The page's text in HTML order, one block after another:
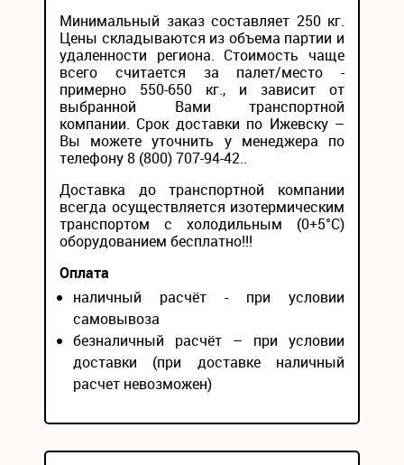
Минимальный заказ составляет 250 кг.
Цены складываются из объема партии и
удаленности региона. Стоимость чаще
всего считается за палет/место -
примерно 550-650 кг., и зависит от
выбранной Вами транспортной
компании. Срок доставки по Ижевску –
Вы можете уточнить у менеджера по
телефону 8 (800) 707-94-42..
Доставка до транспортной компании
всегда осуществляется изотермическим
транспортом с холодильным (0+5°С)
оборудованием бесплатно!!!
Оплата
наличный расчёт - при условии
самовывоза
безналичный расчёт – при условии
доставки (при доставке наличный
расчет невозможен)